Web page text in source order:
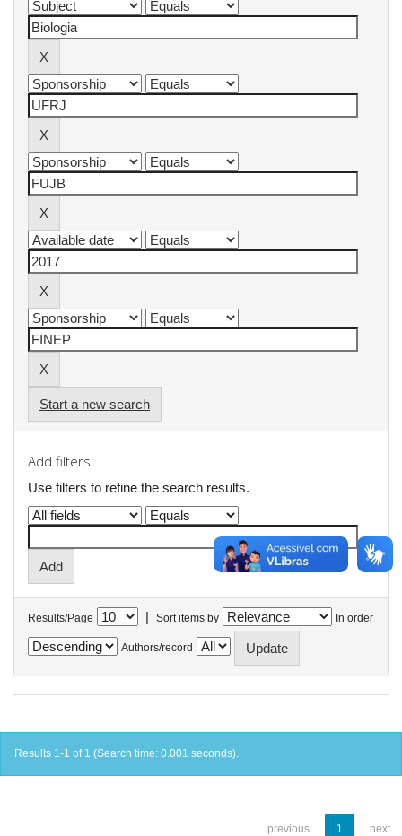
Start a new search
Add filters:
Use filters to refine the search results.
Results/Page | Sort items by In order
Authors/record
Results 1-1 of 1 (Search time: 0.001 seconds).
previous 1 next